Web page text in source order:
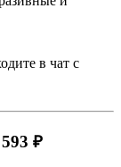
в чат с
₽